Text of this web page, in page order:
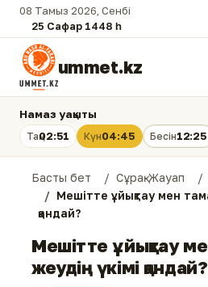
08 Тамыз 2026, Сенбі
25 Сафар 1448 һ.
ummet.kz
Намаз уақыты
Таң02:51 Күн04:45 Бесін12:25
Басты бет Сұрақ-Жауап
Мешітте ұйықтау мен
қандай?
Мешітте ұйықтау
жеудің үкімі қандай?